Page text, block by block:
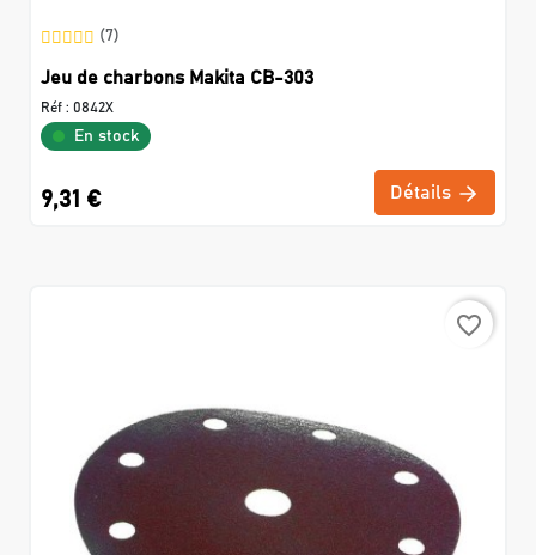
(7)
Jeu de charbons Makita CB-303
Réf : 0842X
En stock
9,31 € Détails
favorite_border